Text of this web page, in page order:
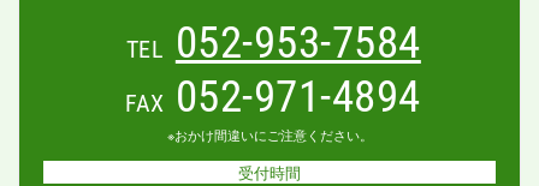
TEL 052-953-7584
FAX 052-971-4894
※おかけ間違いにご注意ください。
受付時間